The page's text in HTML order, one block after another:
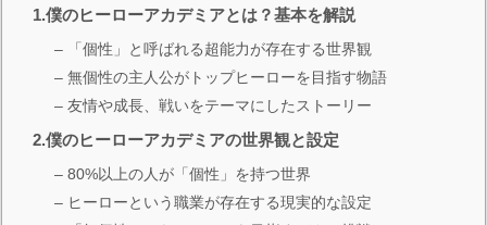
1.僕のヒーローアカデミアとは？基本を解説
– 「個性」と呼ばれる超能力が存在する世界観
– 無個性の主人公がトップヒーローを目指す物語
– 友情や成長、戦いをテーマにしたストーリー
2.僕のヒーローアカデミアの世界観と設定
– 80%以上の人が「個性」を持つ世界
– ヒーローという職業が存在する現実的な設定